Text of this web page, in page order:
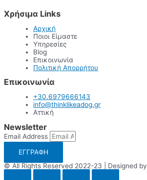
Χρήσιμα Links
Αρχική
Ποιοι Είμαστε
Υπηρεσίες
Blog
Επικοινωνία
Πολιτική Απορρήτου
Επικοινωνία
+30.6979666143
info@thinklikeadog.gr
Αττική
Newsletter
Email Address
ΕΓΓΡΑΦΗ
© All Rights Reserved 2022-23 | Designed by